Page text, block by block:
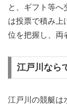
と、ギフト等へ
は投票で積み上
位を把握し、両
江戸川なら
江戸川の競艇は